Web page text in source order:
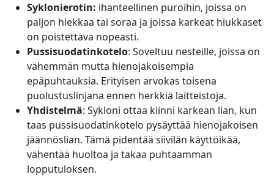
Syklonierotin: ihanteellinen puroihin, joissa on
paljon hiekkaa tai soraa ja joissa karkeat hiukkaset
on poistettava nopeasti.
Pussisuodatinkotelo: Soveltuu nesteille, joissa on
vähemmän mutta hienojakoisempia
epäpuhtauksia. Erityisen arvokas toisena
puolustuslinjana ennen herkkiä laitteistoja.
Yhdistelmä: Sykloni ottaa kiinni karkean lian, kun
taas pussisuodatinkotelo pysäyttää hienojakoisen
jäännöslian. Tämä pidentää siivilän käyttöikää,
vähentää huoltoa ja takaa puhtaamman
lopputuloksen.